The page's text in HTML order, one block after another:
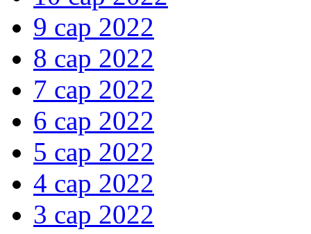
9 сар 2022
8 сар 2022
7 сар 2022
6 сар 2022
5 сар 2022
4 сар 2022
3 сар 2022